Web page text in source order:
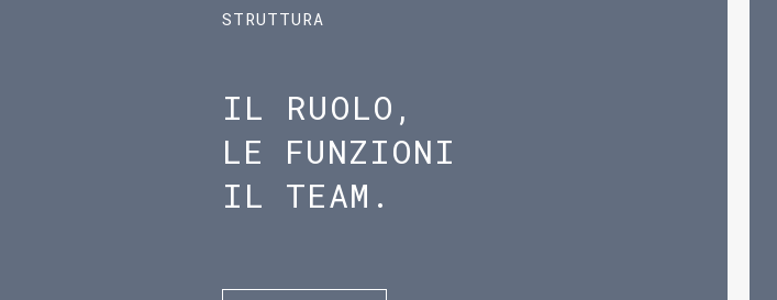
STRUTTURA
IL RUOLO,
LE FUNZIONI
IL TEAM.